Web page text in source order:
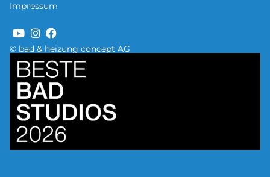
© bad & heizung concept AG
Impressum